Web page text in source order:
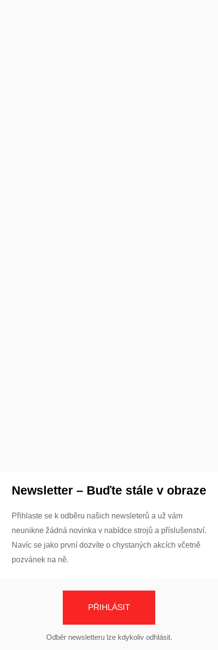
Newsletter – Buďte stále v obraze
Přihlaste se k odběru našich newsleterů a už vám
neunikne žádná novinka v nabídce strojů a příslušenství.
Navíc se jako první dozvíte o chystaných akcích včetně
pozvánek na ně.
PŘIHLÁSIT
Odběr newsletteru lze kdykoliv odhlásit.